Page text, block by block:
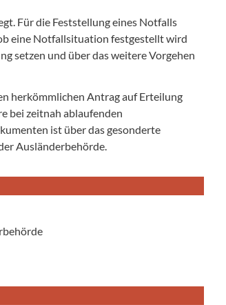
Für die Feststellung eines Notfalls
eine Notfallsituation festgestellt wird
setzen und über das weitere Vorgehen
herkömmlichen Antrag auf Erteilung
bei zeitnah ablaufenden
ist über das gesonderte
Ausländerbehörde.